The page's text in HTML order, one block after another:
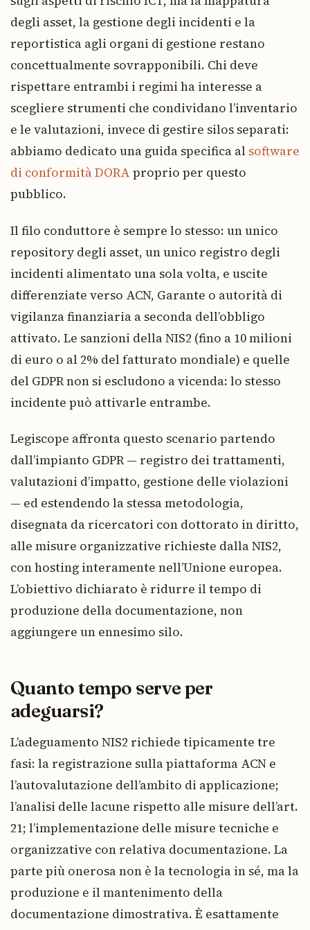
degli asset, la gestione degli incidenti e la
reportistica agli organi di gestione restano
concettualmente sovrapponibili. Chi deve
rispettare entrambi i regimi ha interesse a
scegliere strumenti che condividano l’inventario
e le valutazioni, invece di gestire silos separati:
abbiamo dedicato una guida specifica al software
di conformità DORA proprio per questo
pubblico.
Il filo conduttore è sempre lo stesso: un unico
repository degli asset, un unico registro degli
incidenti alimentato una sola volta, e uscite
differenziate verso ACN, Garante o autorità di
vigilanza finanziaria a seconda dell’obbligo
attivato. Le sanzioni della NIS2 (fino a 10 milioni
di euro o al 2% del fatturato mondiale) e quelle
del GDPR non si escludono a vicenda: lo stesso
incidente può attivarle entrambe.
Legiscope affronta questo scenario partendo
dall’impianto GDPR — registro dei trattamenti,
valutazioni d’impatto, gestione delle violazioni
— ed estendendo la stessa metodologia,
disegnata da ricercatori con dottorato in diritto,
alle misure organizzative richieste dalla NIS2,
con hosting interamente nell’Unione europea.
L’obiettivo dichiarato è ridurre il tempo di
produzione della documentazione, non
aggiungere un ennesimo silo.
Quanto tempo serve per
adeguarsi?
L’adeguamento NIS2 richiede tipicamente tre
fasi: la registrazione sulla piattaforma ACN e
l’autovalutazione dell’ambito di applicazione;
l’analisi delle lacune rispetto alle misure dell’art.
21; l’implementazione delle misure tecniche e
organizzative con relativa documentazione. La
parte più onerosa non è la tecnologia in sé, ma la
produzione e il mantenimento della
documentazione dimostrativa. È esattamente